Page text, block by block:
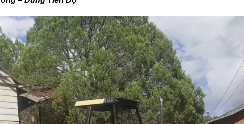
Huyện CủChi giá tốt nhất thị trường. Đơn vị tháo dỡ nhà uy
– Đúng Tiến Độ